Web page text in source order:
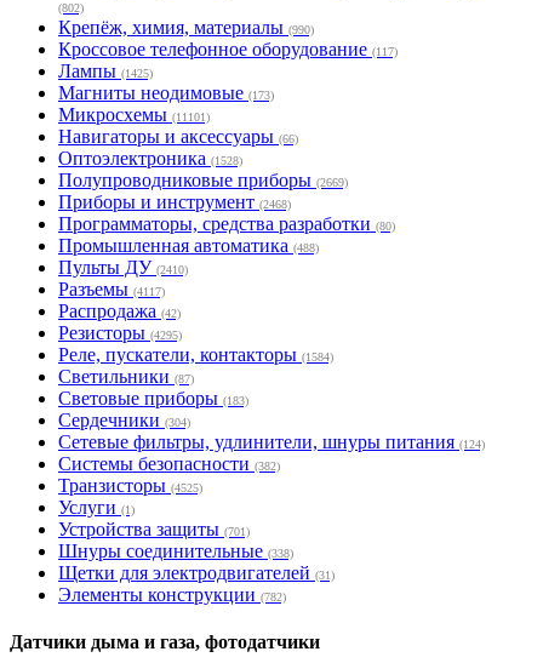
(802)
Крепёж, химия, материалы (990)
Кроссовое телефонное оборудование (117)
Лампы (1425)
Магниты неодимовые (173)
Микросхемы (11101)
Навигаторы и аксессуары (66)
Оптоэлектроника (1528)
Полупроводниковые приборы (2669)
Приборы и инструмент (2468)
Программаторы, средства разработки (80)
Промышленная автоматика (488)
Пульты ДУ (2410)
Разъемы (4117)
Распродажа (42)
Резисторы (4295)
Реле, пускатели, контакторы (1584)
Светильники (87)
Световые приборы (183)
Сердечники (304)
Сетевые фильтры, удлинители, шнуры питания (124)
Системы безопасности (382)
Транзисторы (4525)
Услуги (1)
Устройства защиты (701)
Шнуры соединительные (338)
Щетки для электродвигателей (31)
Элементы конструкции (782)
Датчики дыма и газа, фотодатчики